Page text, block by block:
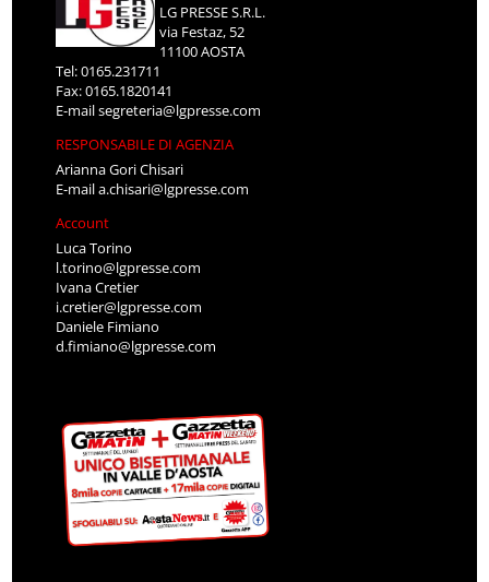
LG PRESSE S.R.L.
via Festaz, 52
11100 AOSTA
Tel: 0165.231711
Fax: 0165.1820141
E-mailsegreteria@lgpresse.com
RESPONSABILE DI AGENZIA
Arianna Gori Chisari
E-maila.chisari@lgpresse.com
Account
Luca Torino
l.torino@lgpresse.com
Ivana Cretier
i.cretier@lgpresse.com
Daniele Fimiano
d.fimiano@lgpresse.com